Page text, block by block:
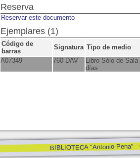
Reserva
Reservar este documento
Ejemplares (1)
Código de
barras
Signatura Tipo de medio
A07349
760 DAV
Libro Sólo de Sala
días
BIBLIOTECA "Antonio Pena"